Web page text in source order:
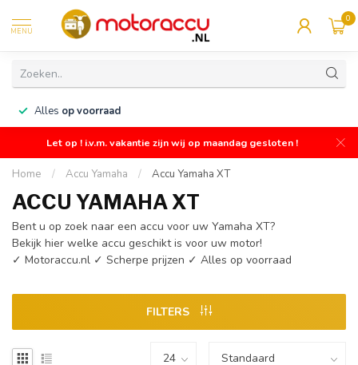
MENU
0
Gratisverzending
Let op ! i.v.m. vakantie zijn wij op maandag gesloten !
Home / Accu Yamaha / Accu Yamaha XT
ACCU YAMAHA XT
Bent u op zoek naar een accu voor uw Yamaha XT?
Bekijk hier welke accu geschikt is voor uw motor!
✓ Motoraccu.nl ✓ Scherpe prijzen ✓ Alles op voorraad
FILTERS